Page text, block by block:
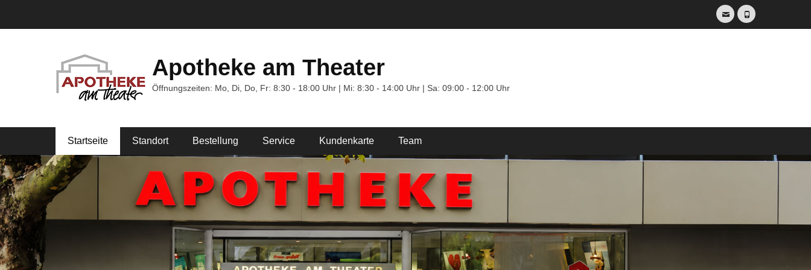
E-
Telefon
Apotheke am Theater
Öffnungszeiten: Mo, Di, Do, Fr: 8:30 - 18:00 Uhr | Mi: 8:30 - 14:00 Uhr | Sa: 09:00 - 12:00 Uhr
Hauptmenü
Weiter
Inhalt
Startseite Standort Bestellung Service Kundenkarte Team